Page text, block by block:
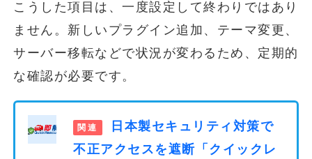
こうした項目は、一度設定して終わりではあり
ません。新しいプラグイン追加、テーマ変更、
サーバー移転などで状況が変わるため、定期的
な確認が必要です。
日本製セキュリティ対策で
不正アクセスを遮断「クイックレ